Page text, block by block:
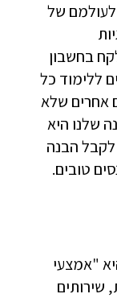
לעולמם של
בחשבון
ללימוד כל
אחרים שלא
שלנו היא
לקבל הבנה
טובים.
"אמצעי
שירותים